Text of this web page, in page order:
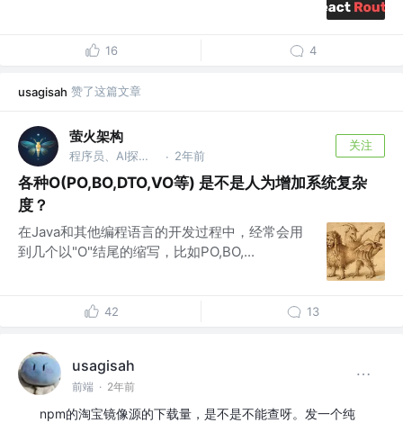
16 4
usagisah 赞了这篇文章
萤火架构
程序员、AI探索者 · 2年前
关注
各种O(PO,BO,DTO,VO等) 是不是人为增加系统复杂
度？
在Java和其他编程语言的开发过程中，经常会用
到几个以"O"结尾的缩写，比如PO,BO,...
42 13
usagisah
前端 · 2年前
npm的淘宝镜像源的下载量，是不是不能查呀。发一个纯